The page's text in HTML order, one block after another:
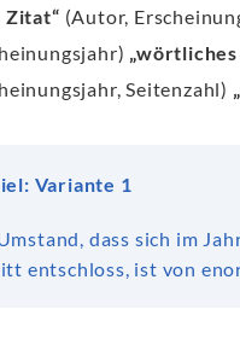
Zitat“ (Autor,
Seitenzahl)
Variante 1
dass sich im
entschloss, ist von